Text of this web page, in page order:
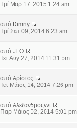
Τρί Μαρ 17, 2015 1:24 am
από Dimny
Τρί Σεπ 09, 2014 6:23 am
απόJEO
Τετ Αύγ 27, 2014 11:31 pm
απόΑρίστος
Τετ Μάιος 14, 2014 7:26 pm
απόΑλεξανδροςvvt
Παρ Μάιος 02, 2014 5:01 pm